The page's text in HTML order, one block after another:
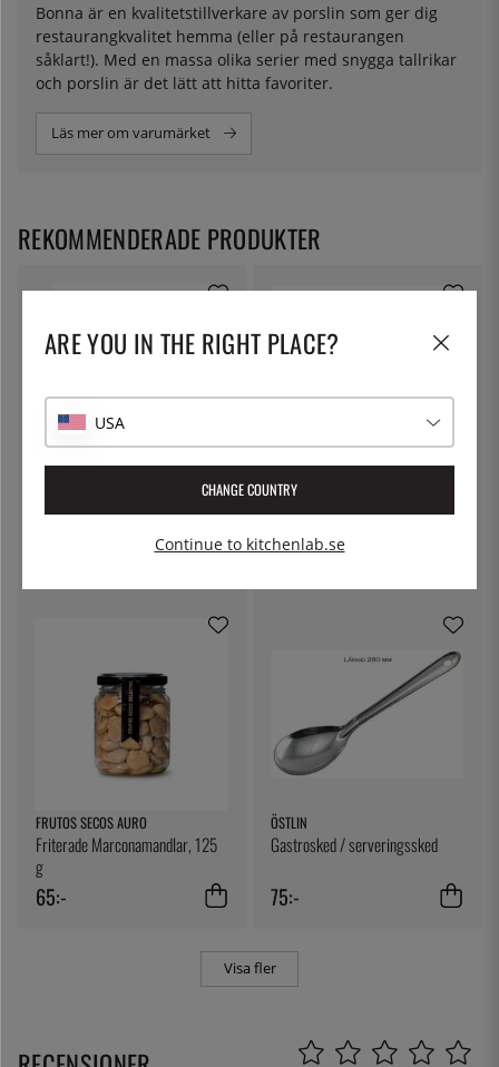
Bonna är en kvalitetstillverkare av porslin som ger dig
restaurangkvalitet hemma (eller på restaurangen
såklart!). Med en massa olika serier med snygga tallrikar
och porslin är det lätt att hitta favoriter.
Läs mer om varumärket
Ostduk, filterduk - Kitchen Craft
THE KITCHEN LAB
Lock till delibägare
FRUTOS SECOS AURO
Friterade Marconamandlar, 125
g
65:-
ÖSTLIN
Gastrosked / serveringssked
75:-
Visa fler
REKOMMENDERADE PRODUKTER
ARE YOU IN THE RIGHT PLACE?
USA
CHANGE COUNTRY
Continue to kitchenlab.se